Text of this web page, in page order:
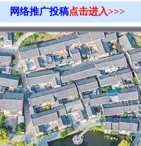
网络推广投稿点击进入>>>